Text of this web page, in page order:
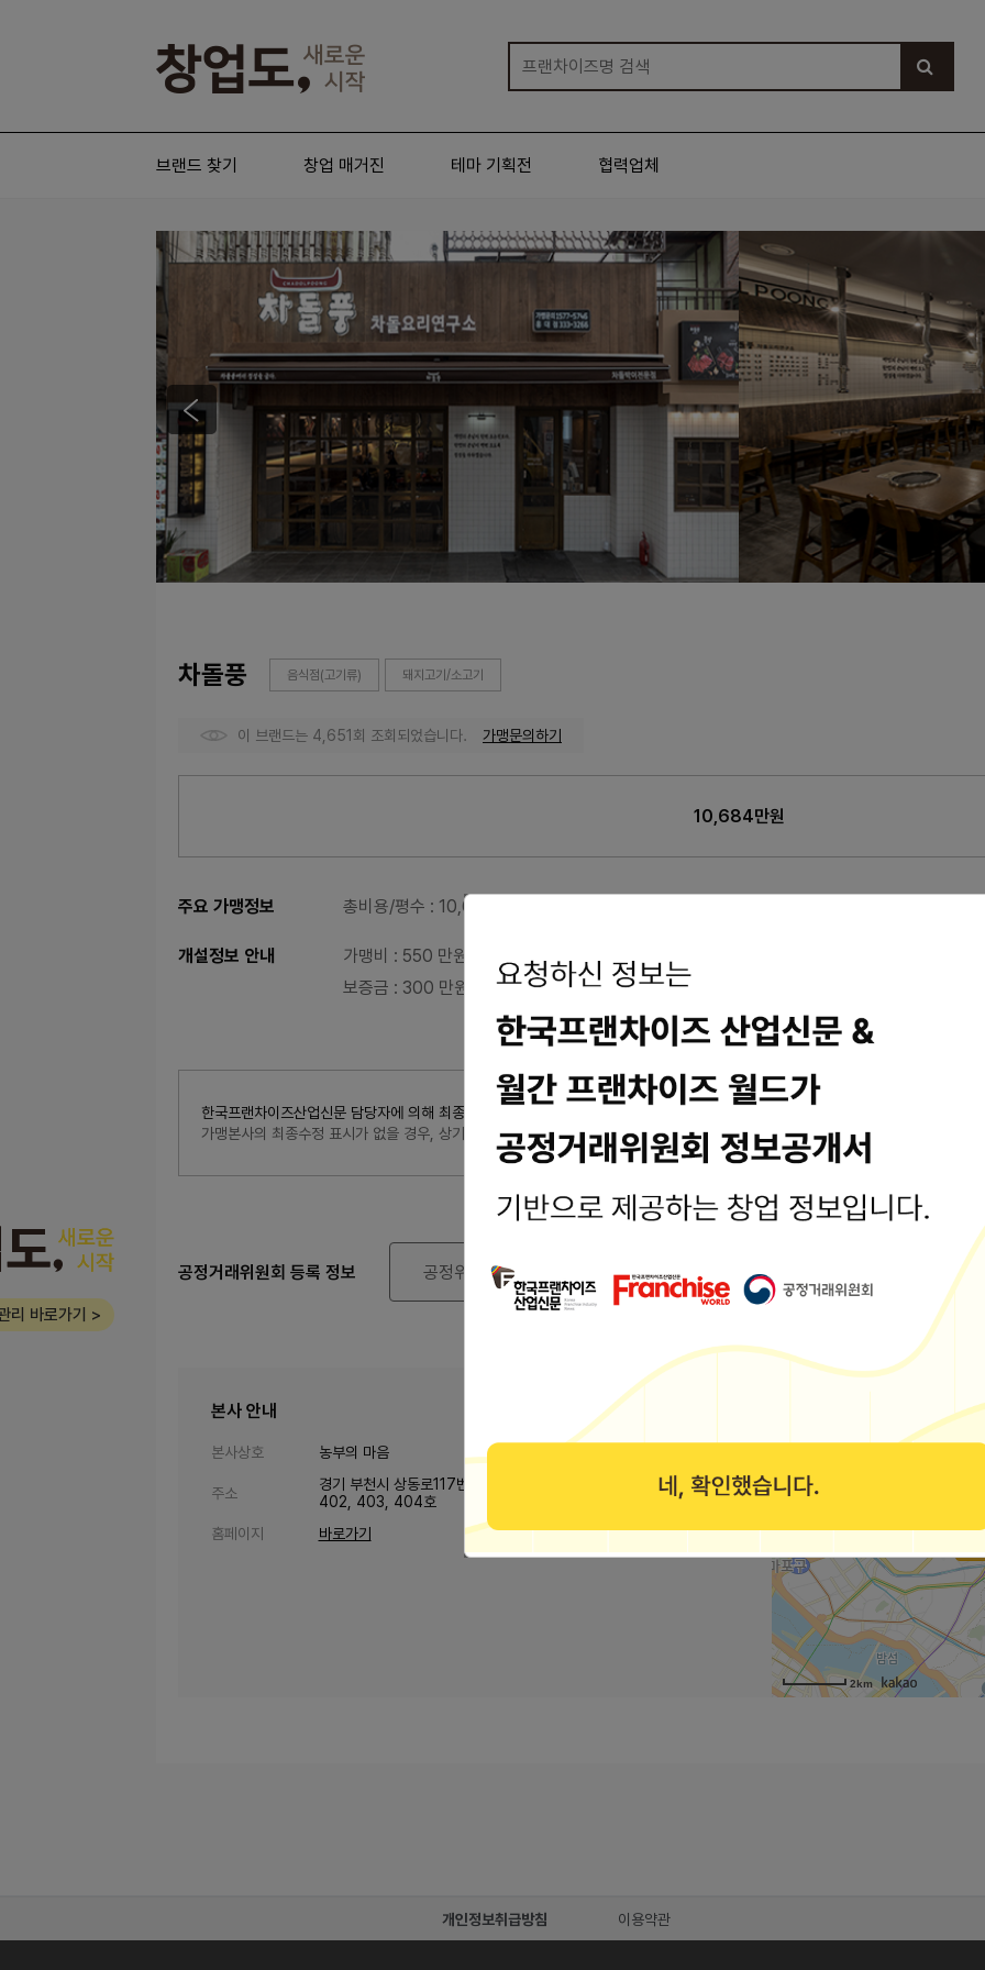
브랜드 찾기 창업 매거진 테마 기획전 협력업체
차돌풍 음식점(고기류) 돼지고기/소고기
이 브랜드는 4,651회 조회되었습니다. 가맹문의하기
10,684만원
주요 가맹정보 총비용/평수 : 10,684만원
개설정보 안내 가맹비 : 550 만원
보증금 : 300 만원
한국프랜차이즈산업신문 담당자에 의해 최종 수정된 내용입니다. 최종수정일시 : 2024-10-18 16:17:29
가맹본사의 최종수정 표시가 없을 경우, 상기 정보는 공정거래위원회 또는 브랜드 홈페이지에서 수집된 기본정보입니다.
공정거래위원회 등록 정보 공정위 정보공개서 열람
본사 안내
본사상호 농부의 마음
주소
경기 부천시 상동로117번길 43 경기도 부천시 상동로117번길 43 4층
402, 403, 404호
홈페이지
바로가기
2km
리 바로가기 >
개인정보취급방침 이용약관